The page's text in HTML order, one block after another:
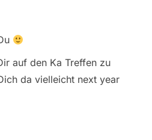
auf den Ka Treffen zu
da vielleicht next year